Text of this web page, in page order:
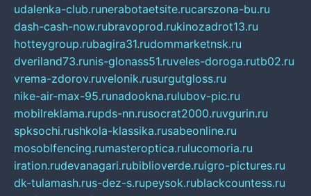
udalenka-club.runerabotaetsite.rucarszona-bu.ru
dash-cash-now.rubravoprod.rukinozadrot13.ru
hotteygroup.rubagira31.rudommarketnsk.ru
dveriland73.runis-glonass51.ruveles-doroga.rutb02.ru
vrema-zdorov.ruvelonik.rusurgutgloss.ru
nike-air-max-95.runadookna.rulubov-pic.ru
mobilreklama.rupds-nn.rusocrat2000.ruvgurin.ru
spksochi.rushkola-klassika.rusabeonline.ru
mosoblfencing.rumasteroptica.rulucomoria.ru
iration.rudevanagari.rubiblioverde.ruigro-pictures.ru
dk-tulamash.rus-dez-s.rupeysok.rublackcountess.ru